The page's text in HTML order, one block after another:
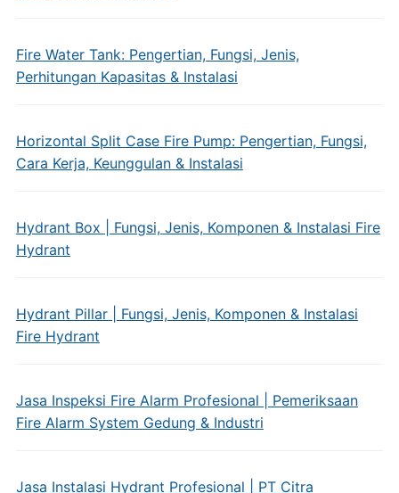
Fire Water Tank: Pengertian, Fungsi, Jenis,
Perhitungan Kapasitas & Instalasi
Horizontal Split Case Fire Pump: Pengertian, Fungsi,
Cara Kerja, Keunggulan & Instalasi
Hydrant Box | Fungsi, Jenis, Komponen & Instalasi Fire
Hydrant
Hydrant Pillar | Fungsi, Jenis, Komponen & Instalasi
Fire Hydrant
Jasa Inspeksi Fire Alarm Profesional | Pemeriksaan
Fire Alarm System Gedung & Industri
Jasa Instalasi Hydrant Profesional | PT Citra